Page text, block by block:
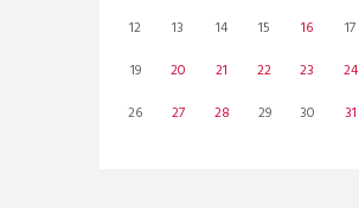
12
13 14 15 16 17
19
20 21 22 23 24
26
27 28 29 30 31